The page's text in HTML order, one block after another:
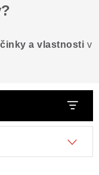
a vlastnosti v